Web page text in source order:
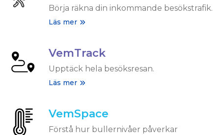
Börja räkna din inkommande besökstrafik.
Läs mer
VemTrack
Upptäck hela besöksresan.
Läs mer
VemSpace
Förstå hur bullernivåer påverkar